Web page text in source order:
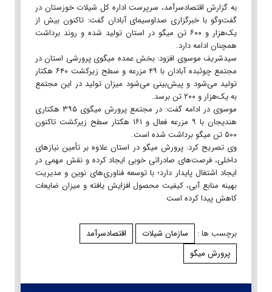
به گزارش اقتصادسرآمد، سرپرست اداره کل شیلات خوزستان در
گفت‌وگو با خبرگزاری صداوسیمای آبادان گفت: تاکنون بیش از
یک‌هزار و ۶۰۰ تن میگو در استان تولید شده و روند برداشت
همچنان ادامه دارد.
سیدشریف موسوی افزود: بخش عمده میگوی پرورشی استان در
مجتمع چوئبده آبادان با ۴۹ مزرعه و سطح زیرکشت ۶۴۰ هکتار
تولید می‌شود و پیش‌بینی می‌شود میزان تولید در این مجتمع
به یک‌هزار و ۲۰۰ تن برسد.
موسوی در ادامه گفت: در مجتمع پرورش میگوی ۳۹۵ هکتاری
هندیجان با ۹ مزرعه فعال و ۱۶۱ هکتار سطح زیرکشت تاکنون
۵۰۰ تن میگو برداشت شده است.
وی تصریح کرد: پرورش میگو در استان علاوه بر تأمین نیازهای
داخلی، فرصت‌های صادراتی خوبی ایجاد کرده و نقش مهمی در
ایجاد اشتغال پایدار دارد؛ با توسعه فناوری‌های نوین و مدیریت
بهینه منابع آبی، کیفیت محصول افزایش یافته و میزان ضایعات
کاهش پیدا کرده است
برچسب ها : سازمان شیلات
اقتصادسرآمد
پرورش ميگو